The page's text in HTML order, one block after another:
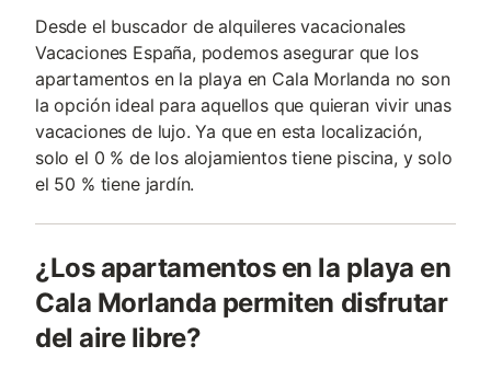
Desde el buscador de alquileres vacacionales
Vacaciones España, podemos asegurar que los
apartamentos en la playa en Cala Morlanda no son
la opción ideal para aquellos que quieran vivir unas
vacaciones de lujo. Ya que en esta localización,
solo el 0 % de los alojamientos tiene piscina, y solo
el 50 % tiene jardín.
¿Los apartamentos en la playa en
Cala Morlanda permiten disfrutar
del aire libre?